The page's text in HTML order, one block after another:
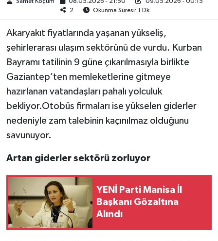
2
Okunma Süresi: 1 Dk
Akaryakıt fiyatlarında yaşanan yükseliş,
şehirlerarası ulaşım sektörünü de vurdu. Kurban
Bayramı tatilinin 9 güne çıkarılmasıyla birlikte
Gaziantep’ten memleketlerine gitmeye
hazırlanan vatandaşları pahalı yolculuk
bekliyor.Otobüs firmaları ise yükselen giderler
nedeniyle zam talebinin kaçınılmaz olduğunu
savunuyor.
Artan giderler sektörü zorluyor
YENİ Parti Manisa İl
Başkanı Gözaltına
Alındı
Siyaset
Spor
Türkiye
Video Haber
Yaşam
Yeme-İçme
Yemek